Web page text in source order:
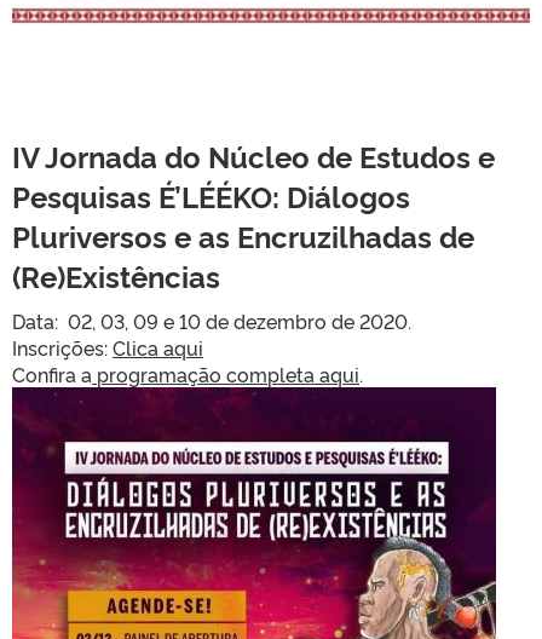
IV Jornada do Núcleo de Estudos e
Pesquisas É’LÉÉKO: Diálogos
Pluriversos e as Encruzilhadas de
(Re)Existências
Data: 02, 03, 09 e 10 de dezembro de 2020.
Inscrições:Clica aqui
Confira a programação completa aqui.